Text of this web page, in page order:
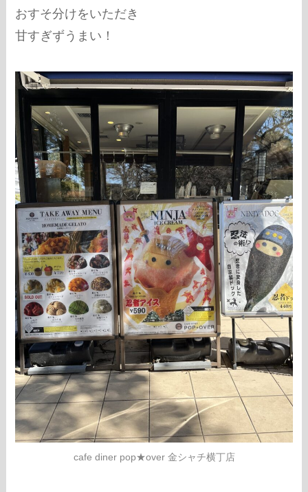
おすそ分けをいただき
甘すぎずうまい！
cafe diner pop★over 金シャチ横丁店